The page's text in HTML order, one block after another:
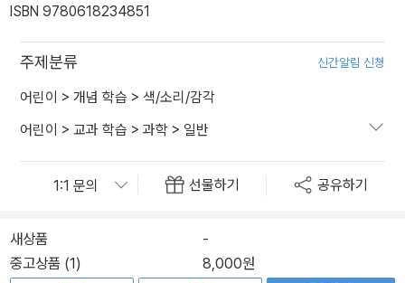
ISBN 9780618234851
주제분류 신간알림 신청
어린이 > 개념 학습 > 색/소리/감각
어린이 > 교과 학습 > 과학 > 일반
선물하기 공유하기
새상품
-
중고상품 (1)
8,000원